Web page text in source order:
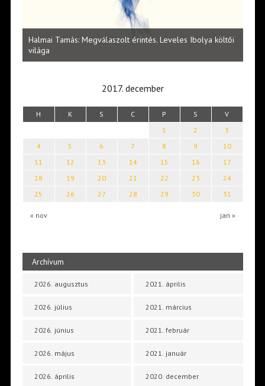
Halmai Tamás: Megválaszolt érintés. Leveles Ibolya költői
világa
2017. december
H K S C P S V
« nov jan »
1 2
3
4
5 6 7 8 9
10
11
12 13 14 15 16
17
18
19 20 21 22 23
24
25
26 27 28 29 30 31
Archívum
2026. augusztus
2026. július
2026. június
2026. május
2026. április
2021. április
2021. március
2021. február
2021. január
2020. december